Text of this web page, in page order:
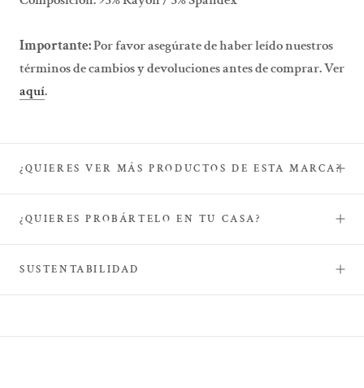
Importante:Por favor asegúrate de haber leído nuestros
términos de cambios y devoluciones antes de comprar. Ver
aquí.
¿QUIERES VER MÁS PRODUCTOS DE ESTA MARCA?
¿QUIERES PROBÁRTELO EN TU CASA?
SUSTENTABILIDAD